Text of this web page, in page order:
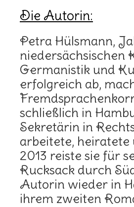
Die Autorin:
Petra Hülsmann,
niedersächsischen
Germanistik und
erfolgreich ab,
schließlich in
Sekretärin in
arbeitete, heiratete
2013 reiste sie für
Rucksack durch
Autorin wieder in
ihrem zweiten